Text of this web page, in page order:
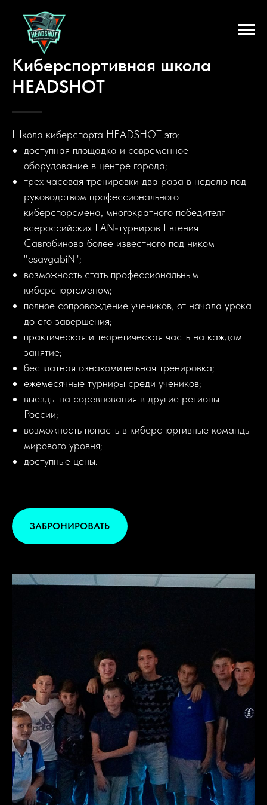
Киберспортивная школа
HEADSHOT
Школа киберспорта HEADSHOT это:
доступная площадка и современное
оборудование в центре города;
трех часовая тренировки два раза в неделю под
руководством профессионального
киберспорсмена, многократного победителя
всероссийских LAN-турниров Евгения
Савгабинова более известного под ником
"esavgabiN";
возможность стать профессиональным
киберспортсменом;
полное сопровождение учеников, от начала урока
до его завершения;
практическая и теоретическая часть на каждом
занятие;
бесплатная ознакомительная тренировка;
ежемесячные турниры среди учеников;
выезды на соревнования в другие регионы
России;
возможность попасть в киберспортивные команды
мирового уровня;
доступные цены.
ЗАБРОНИРОВАТЬ